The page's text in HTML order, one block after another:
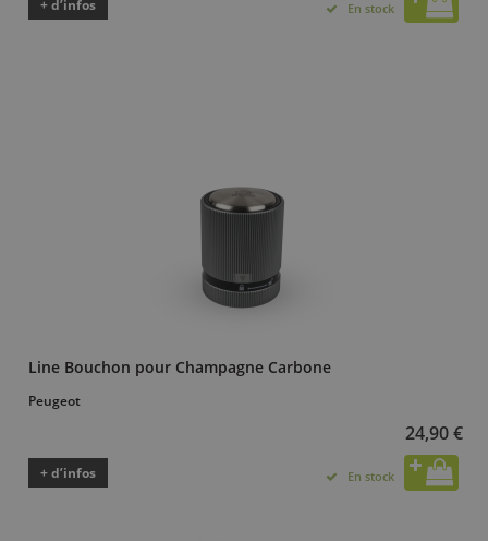
+ d’infos En stock
Line Bouchon pour Champagne Carbone
Peugeot
24,90 €
+ d’infos En stock